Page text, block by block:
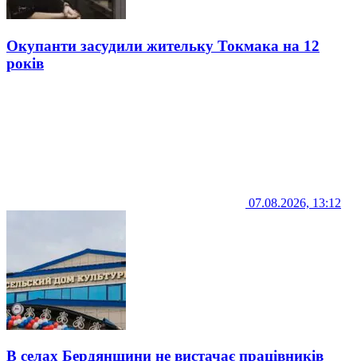
Окупанти засудили жительку Токмака на 12
років
07.08.2026, 13:12
В селах Бердянщини не вистачає працівників